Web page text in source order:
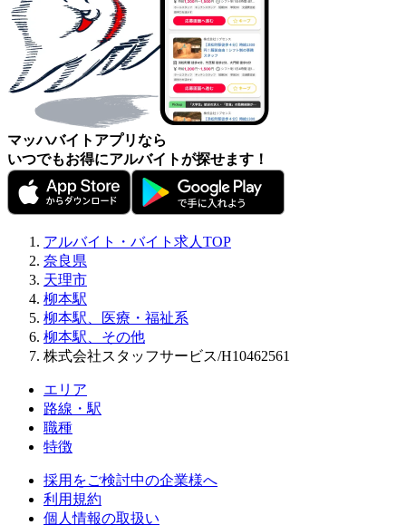
マッハバイトアプリなら
いつでもお得にアルバイトが探せます！
アルバイト・バイト求人TOP
奈良県
天理市
柳本駅
柳本駅、医療・福祉系
柳本駅、その他
株式会社スタッフサービス/H10462561
エリア
路線・駅
職種
特徴
採用をご検討中の企業様へ
利用規約
個人情報の取扱い